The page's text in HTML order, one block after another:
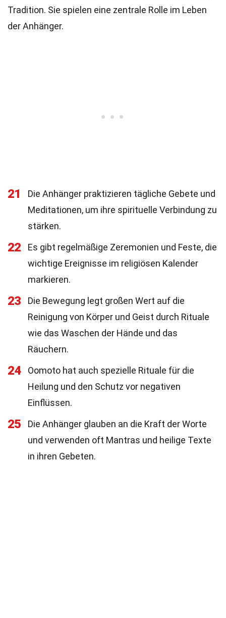
Tradition. Sie spielen eine zentrale Rolle im Leben
der Anhänger.
21
Die Anhänger praktizieren tägliche Gebete und
Meditationen, um ihre spirituelle Verbindung zu
stärken.
22
Es gibt regelmäßige Zeremonien und Feste, die
wichtige Ereignisse im religiösen Kalender
markieren.
23
Die Bewegung legt großen Wert auf die
Reinigung von Körper und Geist durch Rituale
wie das Waschen der Hände und das
Räuchern.
24
Oomoto hat auch spezielle Rituale für die
Heilung und den Schutz vor negativen
Einflüssen.
25
Die Anhänger glauben an die Kraft der Worte
und verwenden oft Mantras und heilige Texte
in ihren Gebeten.